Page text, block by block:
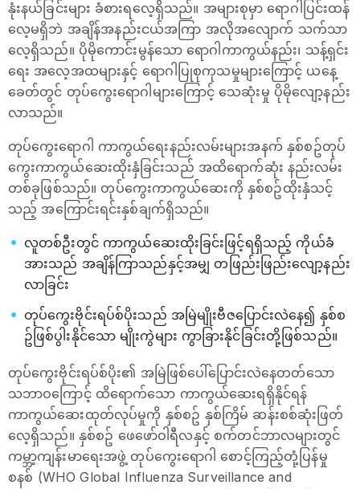
နုံးနယ်ခြင်းများ ခံစားရလေ့ရှိသည်။ အများစုမှာ ရောဂါပြင်းထန်
လေ့မရှိဘဲ အချိန်အနည်းငယ်အကြာ အလိုအလျောက် သက်သာ
လေ့ရှိသည်။ ပိုမိုကောင်းမွန်သော ရောဂါကာကွယ်နည်း၊ သန့်ရှင်း
ရေး အလေ့အထများနှင့် ရောဂါပြုစုကုသမှုများကြောင့် ယနေ့
ခေတ်တွင် တုပ်ကွေးရောဂါများကြောင့် သေဆုံးမှု ပိုမိုလျော့နည်း
လာသည်။
တုပ်ကွေးရောဂါ ကာကွယ်ရေးနည်းလမ်းများအနက် နှစ်စဥ်တုပ်
ကွေးကာကွယ်ဆေးထိုးနှံခြင်းသည် အထိရောက်ဆုံး နည်းလမ်း
တစ်ခုဖြစ်သည်။ တုပ်ကွေးကာကွယ်ဆေးကို နှစ်စဥ်ထိုးနှံသင့်
သည့် အကြောင်းရင်းနှစ်ချက်ရှိသည်။
လူတစ်ဦးတွင် ကာကွယ်ဆေးထိုးခြင်းဖြင့်ရရှိသည့် ကိုယ်ခံ
အားသည် အချိန်ကြာသည်နှင့်အမျှ တဖြည်းဖြည်းလျော့နည်း
လာခြင်း
တုပ်ကွေးဗိုင်းရပ်စ်ပိုးသည် အမြဲမျိုးဗီဇပြောင်းလဲနေ၍ နှစ်စ
ဥ်ဖြစ်ပွါးနိုင်သော မျိုးကွဲများ ကွာခြားနိုင်ခြင်းတို့ဖြစ်သည်။
တုပ်ကွေးဗိုင်းရပ်စ်ပိုး၏ အမြဲဖြစ်ပေါ်ပြောင်းလဲနေတတ်သော
သဘာဝကြောင့် ထိရောက်သော ကာကွယ်ဆေးရရှိနိုင်ရန်
ကာကွယ်ဆေးထုတ်လုပ်မှုကို နှစ်စဥ် နှစ်ကြိမ် ဆန်းစစ်ဆုံးဖြတ်
လေ့ရှိသည်။ နှစ်စဥ် ဖေဖော်ဝါရီလနှင့် စက်တင်ဘာလများတွင်
ကမ္ဘာ့ကျန်းမာရေးအဖွဲ့ တုပ်ကွေးရောဂါ စောင့်ကြည့်တုံ့ပြန်မှု
စနစ် (WHO Global Influenza Surveillance and